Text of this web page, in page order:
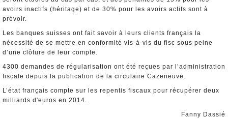
avoirs inactifs (héritage) et de 30% pour les avoirs actifs sont à
prévoir.
Les banques suisses ont fait savoir à leurs clients français la
nécessité de se mettre en conformité vis-à-vis du fisc sous peine
d’une clôture de leur compte.
4300 demandes de régularisation ont été reçues par l’administration
fiscale depuis la publication de la circulaire Cazeneuve.
L’état français compte sur les repentis fiscaux pour récupérer deux
milliards d'euros en 2014.
Fanny Dassié